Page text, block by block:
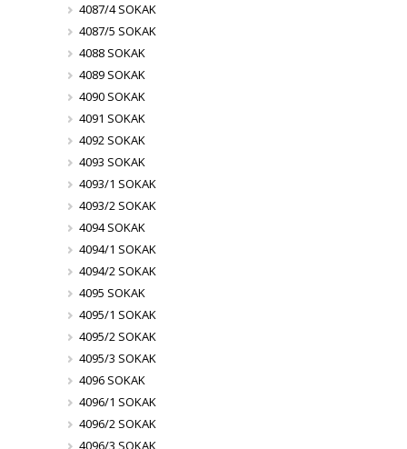
4087/4 SOKAK
4087/5 SOKAK
4088 SOKAK
4089 SOKAK
4090 SOKAK
4091 SOKAK
4092 SOKAK
4093 SOKAK
4093/1 SOKAK
4093/2 SOKAK
4094 SOKAK
4094/1 SOKAK
4094/2 SOKAK
4095 SOKAK
4095/1 SOKAK
4095/2 SOKAK
4095/3 SOKAK
4096 SOKAK
4096/1 SOKAK
4096/2 SOKAK
4096/3 SOKAK